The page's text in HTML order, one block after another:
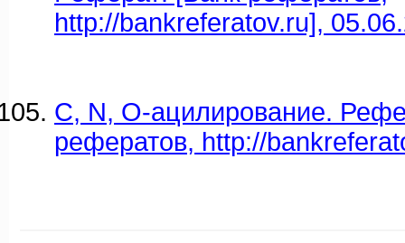
http://bankreferatov.ru],
C, N, O-ацилирование.
рефератов, http://